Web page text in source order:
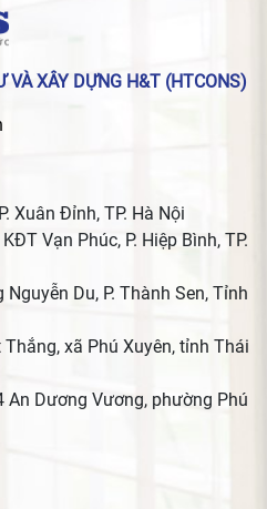
VÀ XÂY DỰNG H&T (HTCONS)
Xuân Đỉnh, TP. Hà Nội
Vạn Phúc, P. Hiệp Bình, TP.
Du, P. Thành Sen, Tỉnh
xã Phú Xuyên, tỉnh Thái
Dương Vương, phường Phú